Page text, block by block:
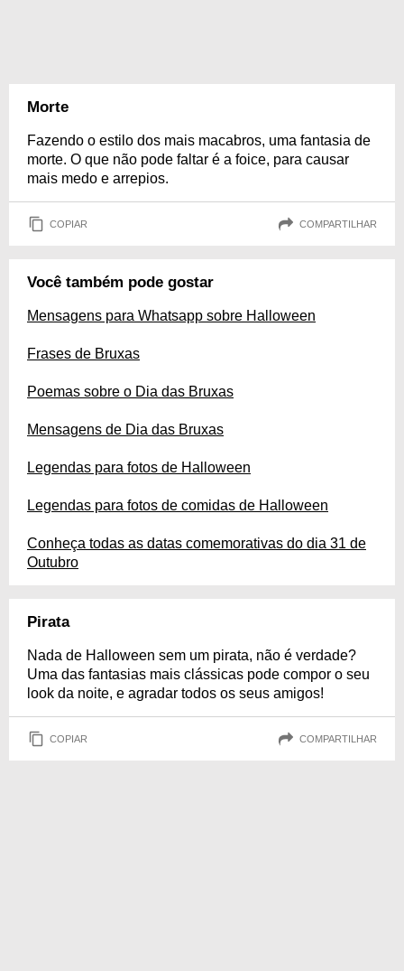
Morte
Fazendo o estilo dos mais macabros, uma fantasia de
morte. O que não pode faltar é a foice, para causar
mais medo e arrepios.
COPIAR COMPARTILHAR
Você também pode gostar
Mensagens para Whatsapp sobre Halloween
Frases de Bruxas
Poemas sobre o Dia das Bruxas
Mensagens de Dia das Bruxas
Legendas para fotos de Halloween
Legendas para fotos de comidas de Halloween
Conheça todas as datas comemorativas do dia 31 de
Outubro
Pirata
Nada de Halloween sem um pirata, não é verdade?
Uma das fantasias mais clássicas pode compor o seu
look da noite, e agradar todos os seus amigos!
COPIAR COMPARTILHAR